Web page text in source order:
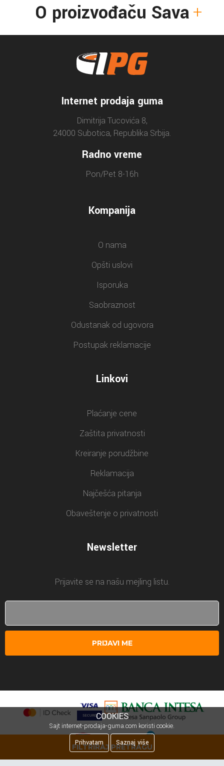
FILTRIRAJ PRETRAGU
O proizvođaču Sava
Internet prodaja guma
Dimitrija Tucovića 8,
24000 Subotica, Republika Srbija.
Radno vreme
Pon/Pet 8-16h
Kompanija
O nama
Opšti uslovi
Isporuka
Saobraznost
Odustanak od ugovora
Postupak reklamacije
Linkovi
Plaćanje cene
Zaštita privatnosti
Kreiranje porudžbine
Reklamacija
Najčešća pitanja
Obaveštenje o privatnosti
Newsletter
Prijavite se na našu mejling listu.
PRIJAVI ME
COOKIES
Sajt internet-prodaja-guma.com koristi cookie.
Prihvatam
Saznaj više